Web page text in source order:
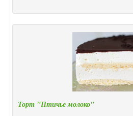
Торт "Птичье молоко"